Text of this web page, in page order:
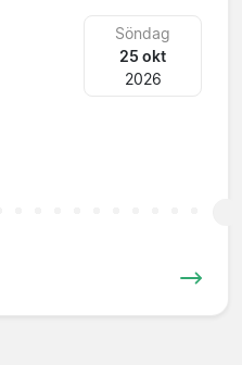
Söndag
25 okt
2026